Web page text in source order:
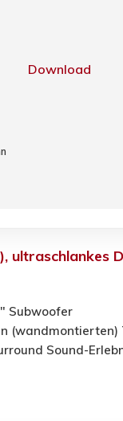
Download
ultraschlankes
Subwoofer
(wandmontierten)
Sound-